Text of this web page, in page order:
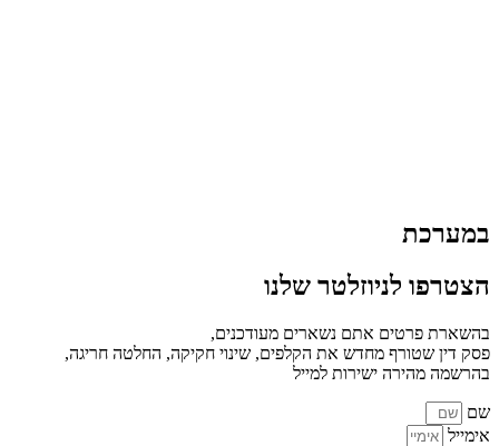
במערכת
הצטרפו לניוזלטר שלנו
בהשארת פרטים אתם נשארים מעודכנים,
פסק דין שטורף מחדש את הקלפים, שינוי חקיקה, החלטה חריגה,
בהרשמה מהירה ישירות למייל
שם
אימייל